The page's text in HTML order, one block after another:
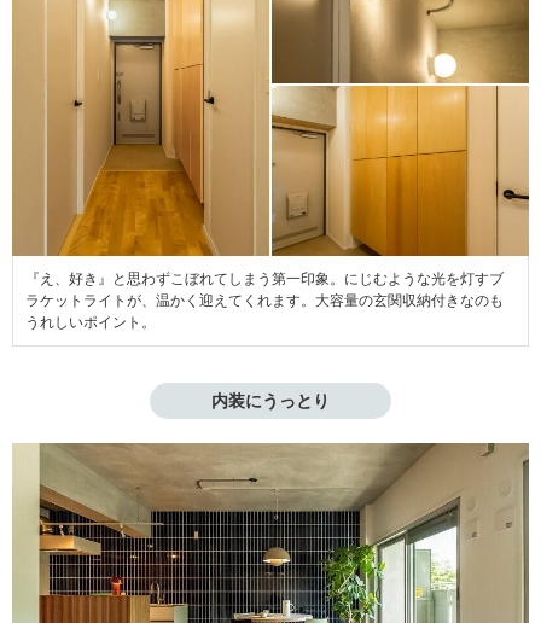
『え、好き』と思わずこぼれてしまう第一印象。にじむような光を灯すブ
ラケットライトが、温かく迎えてくれます。大容量の玄関収納付きなのも
うれしいポイント。
内装にうっとり